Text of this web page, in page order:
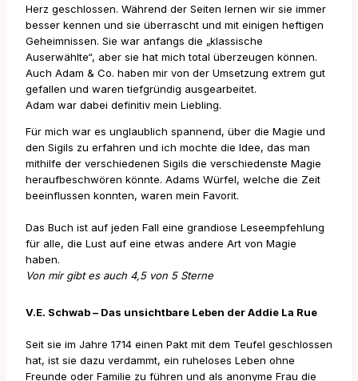
Herz geschlossen. Während der Seiten lernen wir sie immer
besser kennen und sie überrascht und mit einigen heftigen
Geheimnissen. Sie war anfangs die „klassische
Auserwählte“, aber sie hat mich total überzeugen können.
Auch Adam & Co. haben mir von der Umsetzung extrem gut
gefallen und waren tiefgründig ausgearbeitet.
Adam war dabei definitiv mein Liebling.
Für mich war es unglaublich spannend, über die Magie und
den Sigils zu erfahren und ich mochte die Idee, das man
mithilfe der verschiedenen Sigils die verschiedenste Magie
heraufbeschwören könnte. Adams Würfel, welche die Zeit
beeinflussen konnten, waren mein Favorit.
Das Buch ist auf jeden Fall eine grandiose Leseempfehlung
für alle, die Lust auf eine etwas andere Art von Magie
haben.
Von mir gibt es auch 4,5 von 5 Sterne
V.E. Schwab – Das unsichtbare Leben der Addie La Rue
Seit sie im Jahre 1714 einen Pakt mit dem Teufel geschlossen
hat, ist sie dazu verdammt, ein ruheloses Leben ohne
Freunde oder Familie zu führen und als anonyme Frau die